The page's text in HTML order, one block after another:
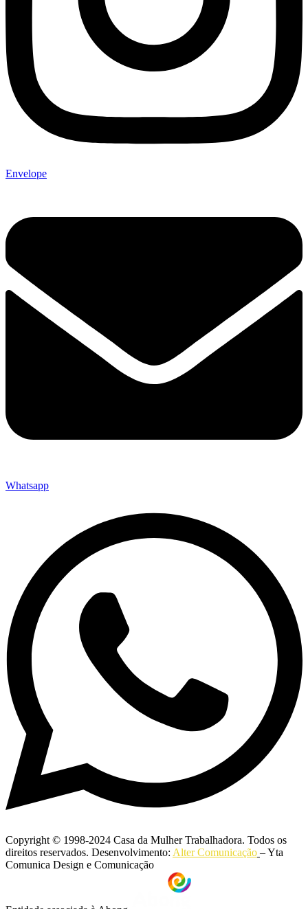
Envelope
Whatsapp
Copyright © 1998-2024 Casa da Mulher Trabalhadora. Todos os
direitos reservados. Desenvolvimento: Alter Comunicação – Yta
Comunica Design e Comunicação